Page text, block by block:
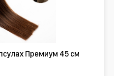
Премиум 45 см